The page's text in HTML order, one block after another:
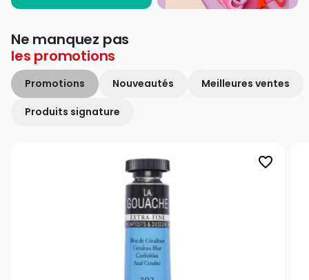
Ne manquez pas
les promotions
Promotions Nouveautés Meilleures ventes
Produits signature
favorite_border